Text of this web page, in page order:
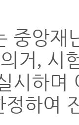
중앙재
거 , 시
시하며
정하여